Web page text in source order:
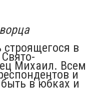
строящегося в
Михаил. Всем
и
в юбках и